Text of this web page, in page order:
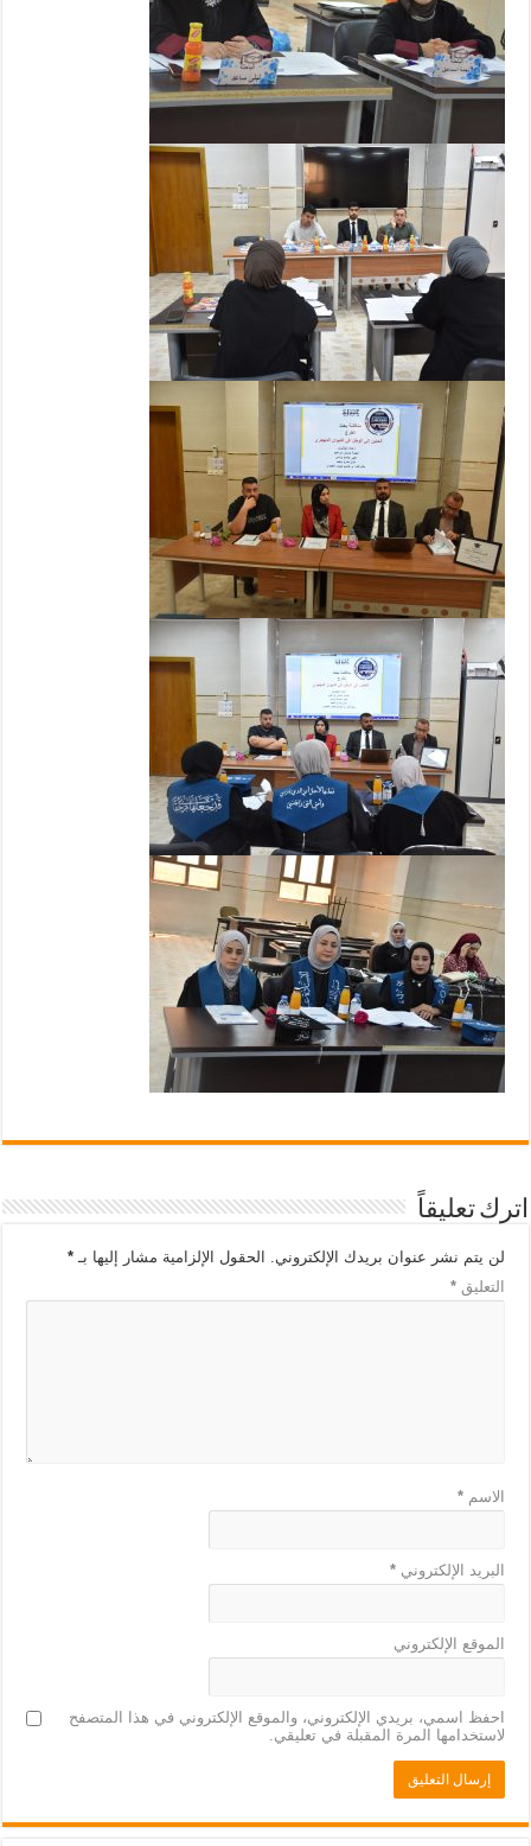
اترك تعليقاً
لن يتم نشر عنوان بريدك الإلكتروني. الحقول الإلزامية مشار إليها بـ*
التعليق*
الاسم*
البريد الإلكتروني*
الموقع الإلكتروني
احفظ اسمي، بريدي الإلكتروني، والموقع الإلكتروني في هذا المتصفح
لاستخدامها المرة المقبلة في تعليقي.